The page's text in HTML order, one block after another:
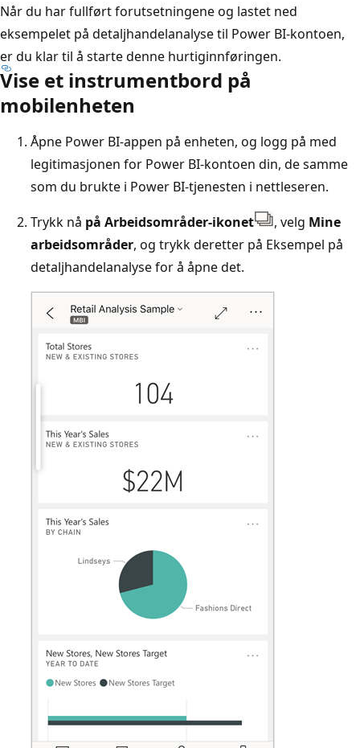
Når du har fullført forutsetningene og lastet ned
eksempelet på detaljhandelanalyse til Power BI-kontoen,
er du klar til å starte denne hurtiginnføringen.
Vise et instrumentbord på
mobilenheten
Åpne Power BI-appen på enheten, og logg på med
legitimasjonen for Power BI-kontoen din, de samme
som du brukte i Power BI-tjenesten i nettleseren.
Trykk nå på Arbeidsområder-ikonet , velg Mine
arbeidsområder, og trykk deretter på Eksempel på
detaljhandelanalyse for å åpne det.